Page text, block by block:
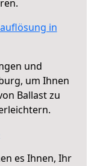
in
und
um Ihnen
Ballast zu
es Ihnen, Ihr